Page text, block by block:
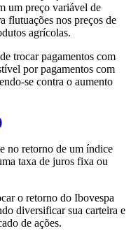
um preço variável de
flutuações nos preços de
agrícolas.
trocar pagamentos com
por pagamentos com
se contra o aumento
no retorno de um índice
taxa de juros fixa ou
o retorno do Ibovespa
diversificar sua carteira e
de ações.